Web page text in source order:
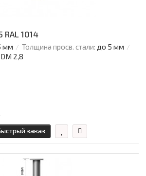
1014
мм Толщина просв. стали: до 5 мм
2,8
заказ